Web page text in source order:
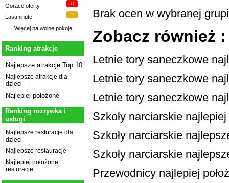
Gorące oferty 0
Lastminute 2
Więcej na wolne pokoje
Ranking atrakcje
Najlepsze atrakcje Top 10
Najlepsze atrakcje dla
dzieci
Najlepiej położone
Ranking rozrywka i
usługi
Najlepsze resturacje dla
dzieci
Najlepsze restauracje
Najlepiej położone
resturacje
Brak ocen w wybranej
Zobacz również :
Letnie tory saneczkowe
Letnie tory saneczkowe
Letnie tory saneczkowe
Szkoły narciarskie najlepiej
Szkoły narciarskie
Szkoły narciarskie
Przewodnicy najlepiej